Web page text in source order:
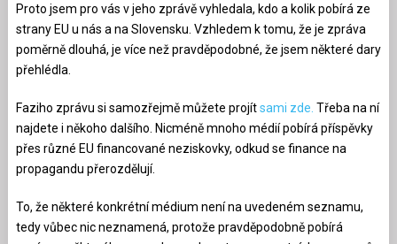
Proto jsem pro vás v jeho zprávě vyhledala, kdo a kolik pobírá ze
strany EU u nás a na Slovensku. Vzhledem k tomu, že je zpráva
poměrně dlouhá, je více než pravděpodobné, že jsem některé dary
přehlédla.
Faziho zprávu si samozřejmě můžete projítsami zde. Třeba na ní
najdete i někoho dalšího. Nicméně mnoho médií pobírá příspěvky
přes různé EU financované neziskovky, odkud se finance na
propagandu přerozdělují.
To, že některé konkrétní médium není na uvedeném seznamu,
tedy vůbec nic neznamená, protože pravděpodobně pobírá